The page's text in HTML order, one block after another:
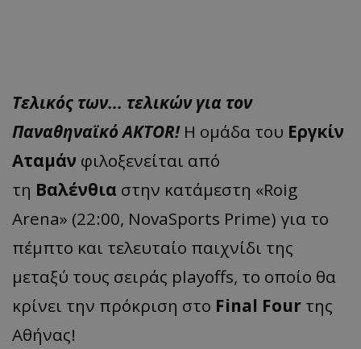
Τελικός των... τελικών για τον
Παναθηναϊκό AKTOR!Η ομάδα του Εργκίν
Αταμάν φιλοξενείται από
τη Βαλένθια στην κατάμεστη «Roig
Arena» (22:00, NovaSports Prime) για το
πέμπτο και τελευταίο παιχνίδι της
μεταξύ τους σειράς playoffs, το οποίο θα
κρίνει την πρόκριση στο Final Four της
Αθήνας!